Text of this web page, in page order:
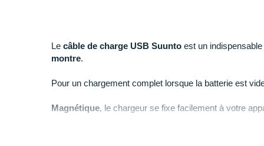
Le câble de charge USB Suunto est un
montre.
Pour un chargement complet lorsque la batterie est
Magnétique, le chargeur se fixe facilement à votre